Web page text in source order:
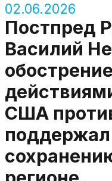
02.06.2026
Постпред
Василий
США
поддержал